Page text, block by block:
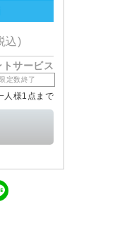
込)
サービス
限定数終了
人様1点まで